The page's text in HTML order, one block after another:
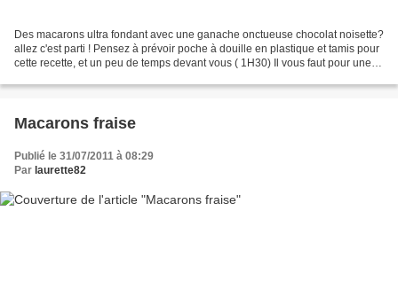
Des macarons ultra fondant avec une ganache onctueuse chocolat noisette?
allez c'est parti ! Pensez à prévoir poche à douille en plastique et tamis pour
cette recette, et un peu de temps devant vous ( 1H30) Il vous faut pour une
Macarons fraise
Publié le 31/07/2011 à 08:29
Par laurette82